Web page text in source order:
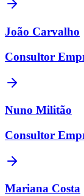
João Carvalho
Consultor
Nuno Militão
Consultor
Mariana Costa